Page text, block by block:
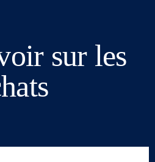
sur les